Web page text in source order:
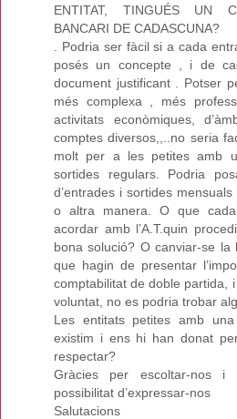
ENTITAT, TINGUÉS UN
BANCARI DE CADASCUNA?
. Podria ser fàcil si a cada
posés un concepte , i de
document justificant . Potser
més complexa , més
activitats econòmiques,
comptes diversos,,..no seria
molt per a les petites amb
sortides regulars. Podria
d’entrades i sortides
o altra manera. O que
acordar amb l’A.T.quin
bona solució? O canviar-se
que hagin de presentar
comptabilitat de doble partida,
voluntat, no es podria trobar
Les entitats petites amb una
existim i ens hi han donat
respectar?
Gràcies per escoltar-nos i
possibilitat d’expressar-nos
Salutacions